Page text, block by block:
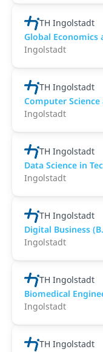
TH Ingolstadt
Global Economics
Ingolstadt
TH Ingolstadt
Computer
Ingolstadt
TH Ingolstadt
Data Science in
Ingolstadt
TH Ingolstadt
Digital Business
Ingolstadt
TH Ingolstadt
Biomedical
Ingolstadt
TH Ingolstadt